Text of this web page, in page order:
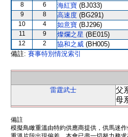
8
6 海紅寶 (BJ033)
9
8 高速度 (BG291)
10
4 如意寶 (BJ296)
11
9 燦爛之星 (BE015)
12
2 協和之威 (BH005)
備註: 賽事特別情況索引
雷霆武士
父
母
備註
模擬鳥瞰重溫由特約供應商提供，供馬迷